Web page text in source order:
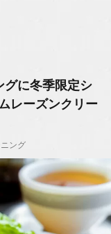
に冬季限定シ
レーズンクリー
ング